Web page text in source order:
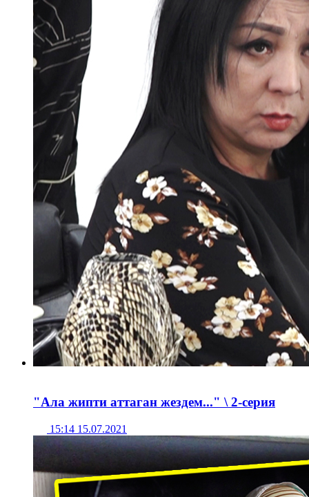
"Ала жипти аттаган жездем..." \ 2-серия
15:14 15.07.2021